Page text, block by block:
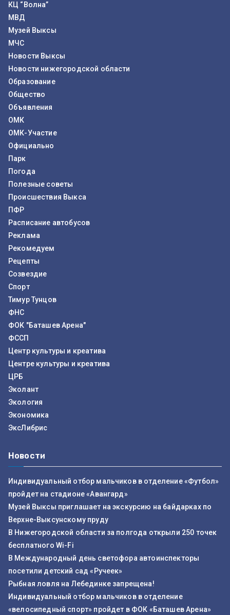
КЦ “Волна”
МВД
Музей Выксы
МЧС
Новости Выксы
Новости нижегородской области
Образование
Общество
Объявления
ОМК
ОМК-Участие
Официально
Парк
Погода
Полезные советы
Происшествия Выкса
ПФР
Расписание автобусов
Реклама
Рекомедуем
Рецепты
Созвездие
Спорт
Тимур Тунцов
ФНС
ФОК "Баташев Арена"
ФССП
Центр культуры и креатива
Центре культуры и креатива
ЦРБ
Эколант
Экология
Экономика
ЭксЛибрис
Новости
Индивидуальный отбор мальчиков в отделение «Футбол»
пройдет на стадионе «Авангард»
Музей Выксы приглашает на экскурсию на байдарках по
Верхне-Выксунскому пруду
В Нижегородской области за полгода открыли 250 точек
бесплатного Wi-Fi
В Международный день светофора автоинспекторы
посетили детский сад «Ручеек»
Рыбная ловля на Лебединке запрещена!
Индивидуальный отбор мальчиков в отделение
«велосипедный спорт» пройдет в ФОК «Баташев Арена»